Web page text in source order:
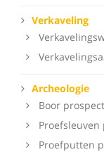
Verkaveling
Archeologie
Boor
Proefsleuven
Proefputten